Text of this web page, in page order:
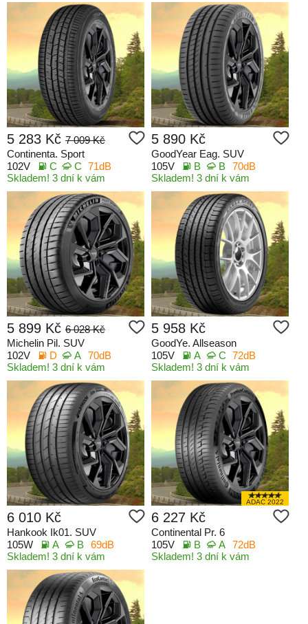
5 283 Kč 7 009 Kč
Continenta. Sport
102V
C C 71dB
Skladem! 3 dní k vám
5 890 Kč
GoodYear Eag. SUV
105V
B B 70dB
Skladem! 3 dní k vám
5 899 Kč 6 028 Kč
Michelin Pil. SUV
102V
D A 70dB
Skladem! 3 dní k vám
5 958 Kč
GoodYe. Allseason
105V
A C 72dB
Skladem! 3 dní k vám
6 010 Kč
Hankook Ik01. SUV
105W
A B 69dB
Skladem! 3 dní k vám
ADAC 2022
6 227 Kč
Continental Pr. 6
105V
B A 72dB
Skladem! 3 dní k vám